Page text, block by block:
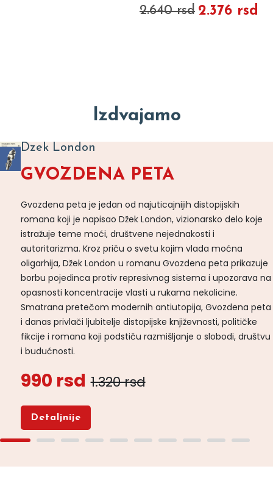
2.640 rsd 2.376 rsd
Izdvajamo
Dzek London
GVOZDENA PETA
Gvozdena peta je jedan od najuticajnijih distopijskih
romana koji je napisao Džek London, vizionarsko delo koje
istražuje teme moći, društvene nejednakosti i
autoritarizma. Kroz priču o svetu kojim vlada moćna
oligarhija, Džek London u romanu Gvozdena peta prikazuje
borbu pojedinca protiv represivnog sistema i upozorava na
opasnosti koncentracije vlasti u rukama nekolicine.
Smatrana pretečom modernih antiutopija, Gvozdena peta
i danas privlači ljubitelje distopijske književnosti, političke
fikcije i romana koji podstiču razmišljanje o slobodi, društvu
i budućnosti.
990 rsd 1.320 rsd
Detaljnije